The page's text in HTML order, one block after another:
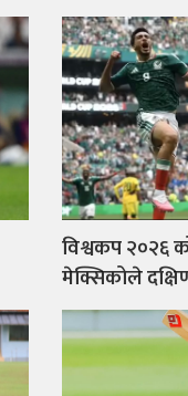
विश्वकप २०२६
मेक्सिकोले